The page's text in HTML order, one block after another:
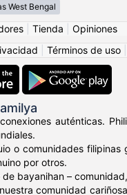
West Bengal
Tienda
Opiniones
Términos de uso
auténticas.
o comunidades
por otros.
bayanihan –
comunidad